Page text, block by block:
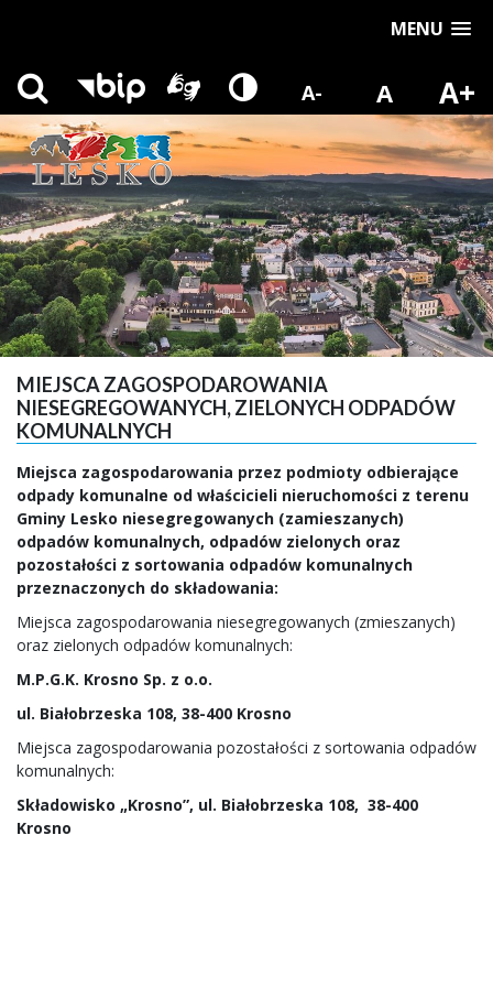
MENU
A- A A+
MIEJSCA ZAGOSPODAROWANIA
NIESEGREGOWANYCH, ZIELONYCH ODPADÓW
KOMUNALNYCH
Miejsca zagospodarowania przez podmioty odbierające
odpady komunalne od właścicieli nieruchomości z terenu
Gminy Lesko niesegregowanych (zamieszanych)
odpadów komunalnych, odpadów zielonych oraz
pozostałości z sortowania odpadów komunalnych
przeznaczonych do składowania:
Miejsca zagospodarowania niesegregowanych (zmieszanych)
oraz zielonych odpadów komunalnych:
M.P.G.K. Krosno Sp. z o.o.
ul. Białobrzeska 108, 38-400 Krosno
Miejsca zagospodarowania pozostałości z sortowania odpadów
komunalnych:
Składowisko „Krosno”, ul. Białobrzeska 108, 38-400
Krosno